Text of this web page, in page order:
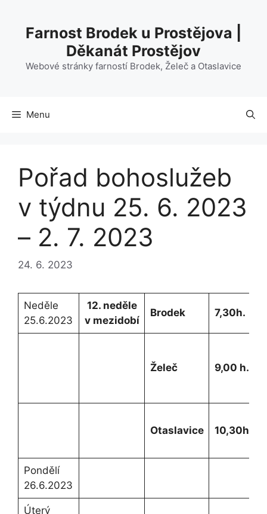
obsahFarnost Brodek u Prostějova |
Děkanát Prostějov
Webové stránky farností Brodek, Želeč a Otaslavice
Menu
Pořad bohoslužeb
v týdnu 25. 6. 2023
– 2. 7. 2023
24. 6. 2023
Neděle
25.6.2023
12. neděle
v mezidobí
Brodek 7,30h.
Želeč 9,00 h.
Otaslavice 10,30h.
Pondělí
26.6.2023
Úterý